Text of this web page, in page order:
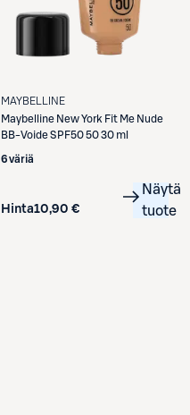
MAYBELLINE
Maybelline New York Fit Me Nude
BB-Voide SPF50 50 30 ml
6 väriä
Hinta10,90 €
Näytä
tuote